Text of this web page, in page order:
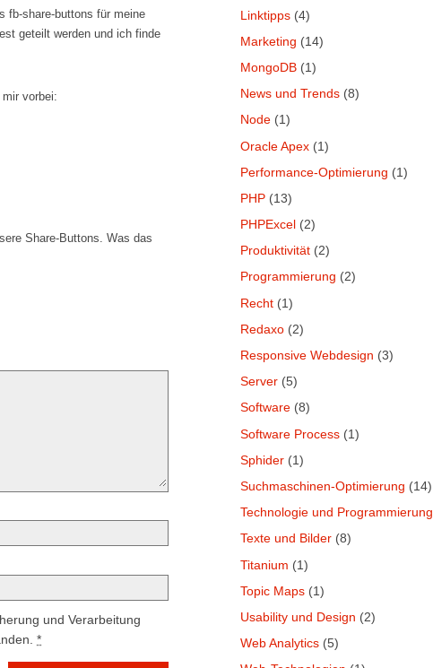
fb-share-buttons für meine
geteilt werden und ich finde
vorbei:
Share-Buttons. Was das
und Verarbeitung
*
Linktipps (4)
Marketing (14)
MongoDB (1)
News und Trends (8)
Node (1)
Oracle Apex (1)
Performance-Optimierung (1)
PHP (13)
PHPExcel (2)
Produktivität (2)
Programmierung (2)
Recht (1)
Redaxo (2)
Responsive Webdesign (3)
Server (5)
Software (8)
Software Process (1)
Sphider (1)
Suchmaschinen-Optimierung (14)
Technologie und Programmierung
Texte und Bilder (8)
Titanium (1)
Topic Maps (1)
Usability und Design (2)
Web Analytics (5)